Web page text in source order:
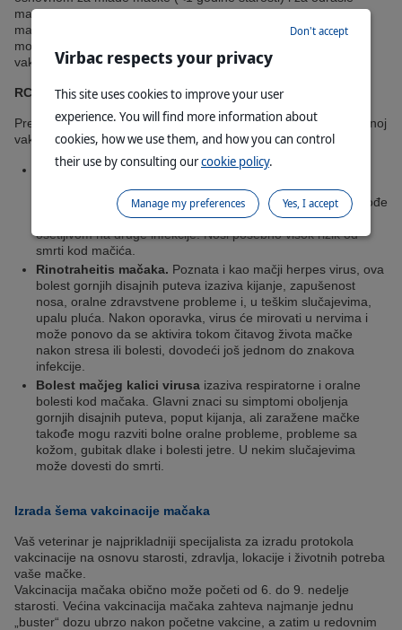
mačke sa pristupom otvorenom prostoru ili koje žive sa drugim
mačkama koje imaju pristup otvorenom prostoru. Veterinar će
moći da vas posavetuje da li vaša mačka ima koristi od ove
vakcine.
RCP vakcina
Preostale tri osnovne vakcine za mačke najčešće se daju u jednoj
vakcini koja se zove RCP i sadrži viruse protiv sledećeg:
Panleukopenija mačaka.Poznata i kao parvovirus,
letargiju, gubitak apetita i gastrointestinalne probleme. Takođe
smanjuje broj belih krvnih zrnaca kod mačke, ostavljajući je
osetljivom na druge infekcije. Nosi posebno visok rizik od
smrti kod mačića.
Rinotraheitis mačaka. Poznata i kao mačji herpes virus, ova
bolest gornjih disajnih puteva izaziva kijanje, zapušenost
nosa, oralne zdravstvene probleme i, u teškim slučajevima,
upalu pluća. Nakon oporavka, virus će mirovati u nervima i
može ponovo da se aktivira tokom čitavog života mačke
nakon stresa ili bolesti, dovodeći još jednom do znakova
infekcije.
Bolest mačjeg kalici virusa izaziva respiratorne i oralne
bolesti kod mačaka. Glavni znaci su simptomi oboljenja
gornjih disajnih puteva, poput kijanja, ali zaražene mačke
takođe mogu razviti bolne oralne probleme, probleme sa
kožom, gubitak dlake i bolesti jetre. U nekim slučajevima
može dovesti do smrti.
Izrada šema vakcinacije mačaka
Vaš veterinar je najprikladniji specijalista za izradu protokola
vakcinacije na osnovu starosti, zdravlja, lokacije i životnih potreba
vaše mačke.
Vakcinacija mačaka obično može početi od 6. do 9. nedelje
starosti. Većina vakcinacija mačaka zahteva najmanje jednu
„buster“ dozu ubrzo nakon početne vakcine, a zatim u redovnim
Virbac respects your privacy
This site uses cookies to improve your user
experience. You will find more information about
cookies, how we use them, and how you can control
their use by consulting ourcookie policy.
Don't accept
Yes, I accept
Manage my preferences